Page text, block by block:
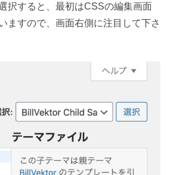
択すると、最初はCSSの編集画面
ますので、画面右側に注目して下さ